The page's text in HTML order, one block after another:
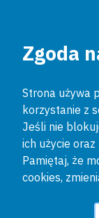
Zgoda
Strona używa
korzystanie z
Jeśli nie
ich użycie
Pamiętaj, że
cookies,